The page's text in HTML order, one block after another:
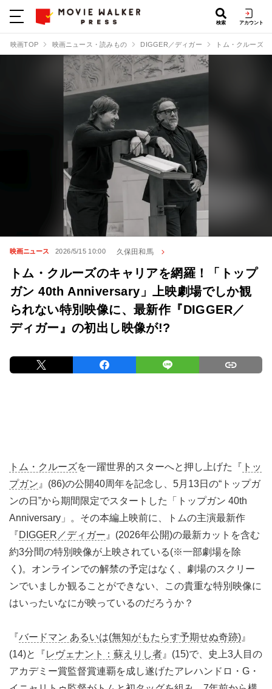
検索 アカウント
映画TOP 映画ニュース・読みもの DIGGER／ディガー トム・クルーズ
映画ニュース 2026/5/15 10:00 久保田和馬
トム・クルーズのキャリアを網羅！「トップ
ガン 40th Anniversary」上映劇場でしか観
られない特別映像に、最新作『DIGGER／
ディガー』の初出し映像が!?
トム・クルーズを一躍世界的スターへと押し上げた『 トッ
プガン 』(86)の公開40周年を記念し、5月13日の“トップガ
ンの日”から期間限定でスタートした「トップガン 40th
Anniversary」。その本編上映前に、トムの主演最新作
『DIGGER／ディガー 』(2026年公開)の最新カットを含む
約3分間の特別映像が上映されている(※一部劇場を除
く)。オンラインでの解禁の予定はなく、劇場のスクリー
ンでいましか観ることができない、この貴重な特別映像に
はいったいなにが映っているのだろうか？
『バードマン あるいは(無知がもたらす予期せぬ奇跡) 』
(14)と『レヴェナント：蘇えりし者 』(15)で、史上3人目の
アカデミー賞監督賞連覇を成し遂げたアレハンドロ・G・